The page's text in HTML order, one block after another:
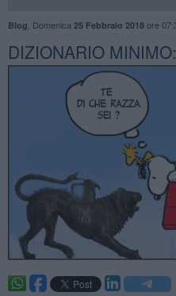
Blog Domenica 25 Febbraio 2018ore
DIZIONARIO